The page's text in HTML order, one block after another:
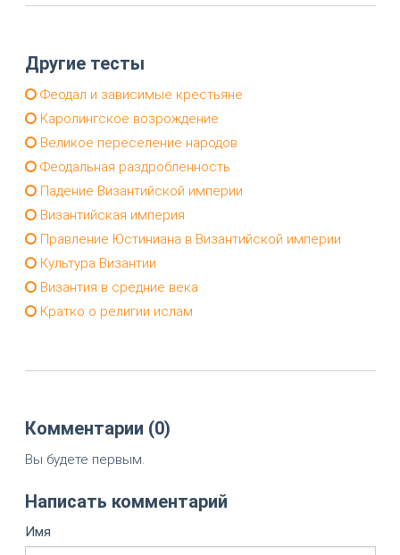
Другие тесты
Феодал и зависимые крестьяне
Каролингское возрождение
Великое переселение народов
Феодальная раздробленность
Падение Византийской империи
Византийская империя
Правление Юстиниана в Византийской империи
Культура Византии
Византия в средние века
Кратко о религии ислам
Комментарии (0)
Вы будете первым.
Написать комментарий
Имя